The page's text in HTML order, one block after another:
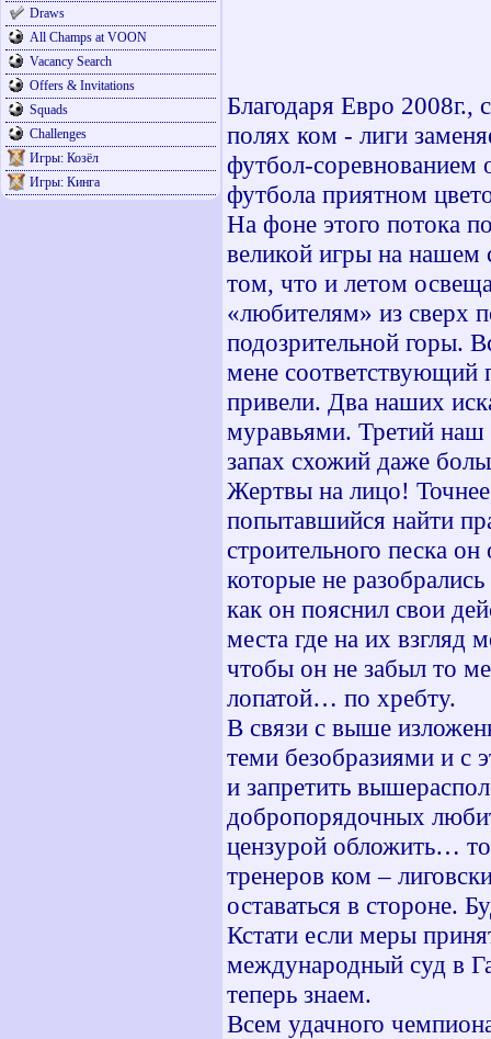
Draws
All Champs at VOON
Vacancy Search
Offers & Invitations
Squads
Challenges
Игры: Козёл
Игры: Кинга
Благодаря Евро 2008г.,
полях ком - лиги
футбол-соревнованием
футбола приятном
На фоне этого потока
великой игры на нашем
том, что и летом
«любителям» из сверх
подозрительной горы.
мене соответствующий
привели. Два наших
муравьями. Третий наш
запах схожий даже
Жертвы на лицо!
попытавшийся найти
строительного песка
которые не
как он пояснил свои
места где на их
чтобы он не забыл то
лопатой… по хребту.
В связи с выше
теми безобразиями и с
и запретить
добропорядочных
цензурой обложить…
тренеров ком –
оставаться в стороне.
Кстати если меры
международный суд в
теперь знаем.
Всем удачного